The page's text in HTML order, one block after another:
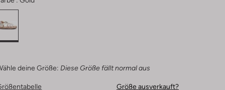
deine Größe: Diese Größe fällt normal aus
Größe ausverkauft?